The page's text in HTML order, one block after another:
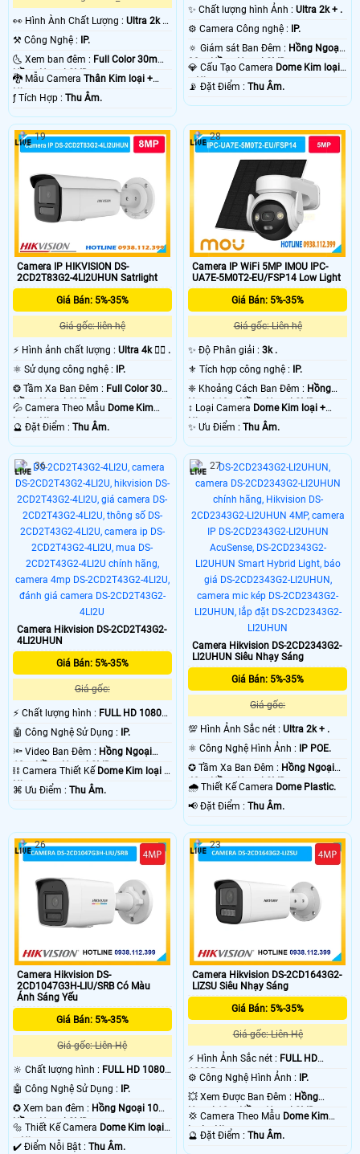
️👀 Hình Ành Chất Lượng : Ultra 2k +
⚒ Công Nghệ : IP.
🌜 Xem ban đêm : Full Color 30m
Hồng Ngoại SMD.
🐉️ Mẫu Camera Thân Kim loại +
Nhựa.
️ƒ Tích Hợp : Thu Âm.
✨ Chất lượng hình Ảnh :Ultra 2k + .
⚙ Camera Công nghệ : IP.
🔅 Giám sát Ban Đêm : Hồng Ngoại
30m Hồng Ngoại SMD.
💎 Cấu Tạo Camera Dome Kim loại
+ Nhựa.
️📡 Đặt Điểm :Thu Âm.
Camera IP HIKVISION DS-
2CD2T83G2-4LI2UHUN Satrlight
Giá Bán: 5%-35%
Giá gốc: liên hệ
️⚡ Hình ảnh chất lượng : Ultra 4k 👍🏾 .
⚛️ Sử dụng công nghệ : IP.
❂ Tầm Xa Ban Đêm : Full Color 30m
Hồng Ngoại SMD.
💦 Camera Theo Mẫu Dome Kim
loại + Nhựa.
️🔮 Đặt Điểm : Thu Âm.
19
Camera IP WiFi 5MP IMOU IPC-
UA7E-5M0T2-EU/FSP14 Low Light
Giá Bán: 5%-35%
Giá gốc: Liên hệ
✨ Độ Phân giải :3k .
⚜️ Tích hợp công nghệ : IP.
❈ Khoảng Cách Ban Đêm : Hồng
Ngoại 10m Hồng Ngoại SMD.
↕️ Loại Camera Dome Kim loại +
Nhựa.
️✨ Ưu Điểm :Thu Âm.
28
Camera Hikvision DS-2CD2T43G2-
4LI2UHUN
Giá Bán: 5%-35%
Giá gốc:
️⚡ Chất lượng hình : FULL HD 1080P
.
🤖️ Công Nghệ Sử Dụng : IP.
🔦 Video Ban Đêm : Hồng Ngoại
10m Hồng Ngoại SMD.
⛓ Camera Thiết Kế Dome Kim loại +
Nhựa.
️⌘ Ưu Điểm : Thu Âm.
36
Camera Hikvision DS-2CD2343G2-
LI2UHUN Siêu Nhạy Sáng
Giá Bán: 5%-35%
Giá gốc:
💯 Hình Ảnh Sắc nét :Ultra 2k + .
⚛️ Công Nghệ Hình Ảnh : IP POE.
✪ Tầm Xa Ban Đêm : Hồng Ngoại
40m Hồng Ngoại SMD.
🌧️ Thiết Kế Camera Dome Plastic.
️📢 Đặt Điểm :Thu Âm.
27
Camera Hikvision DS-
2CD1047G3H-LIU/SRB Có Màu
Ánh Sáng Yếu
Giá Bán: 5%-35%
Giá gốc: Liên Hệ
🔆 Chất lượng hình : FULL HD 1080P
.
🤖️ Công Nghệ Sử Dụng :
IP.
✪ Xem ban đêm : Hồng Ngoại 10m
Hồng Ngoại SMD.
🔩 Thiết Kế Camera Dome Kim loại
+ Nhựa.
️✔️ Điểm Nỗi Bật : Thu Âm.
26
Camera Hikvision DS-2CD1643G2-
LIZSU Siêu Nhạy Sáng
Giá Bán: 5%-35%
Giá gốc: Liên Hệ
️⚡ Hình Ảnh Sắc nét : FULL HD
1080P .
⚙ Công Nghệ Hình Ảnh :
IP.
💥 Xem Được Ban Đêm : Hồng
Ngoại 10m Hồng Ngoại SMD.
💢 Camera Theo Mẫu Dome Kim
loại + Nhựa.
️🔮 Đặt Điểm :Thu Âm.
23